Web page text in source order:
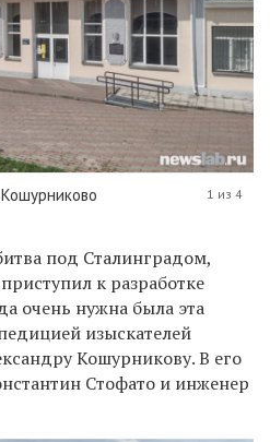
1 из 4
под Сталинградом,
к разработке
очень нужна была эта
изыскателей
Кошурникову. В его
Стофато и инженер